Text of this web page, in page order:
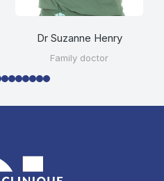
Dr Suzanne Henry
Family doctor